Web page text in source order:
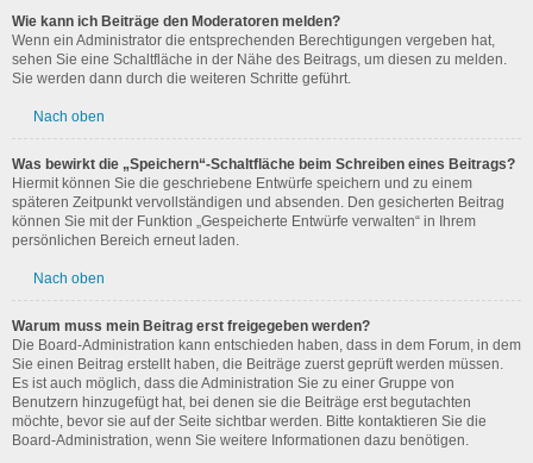
Wie kann ich Beiträge den Moderatoren melden?
Wenn ein Administrator die entsprechenden Berechtigungen vergeben hat,
sehen Sie eine Schaltfläche in der Nähe des Beitrags, um diesen zu melden.
Sie werden dann durch die weiteren Schritte geführt.
Nach oben
Was bewirkt die „Speichern“-Schaltfläche beim Schreiben eines Beitrags?
Hiermit können Sie die geschriebene Entwürfe speichern und zu einem
späteren Zeitpunkt vervollständigen und absenden. Den gesicherten Beitrag
können Sie mit der Funktion „Gespeicherte Entwürfe verwalten“ in Ihrem
persönlichen Bereich erneut laden.
Nach oben
Warum muss mein Beitrag erst freigegeben werden?
Die Board-Administration kann entschieden haben, dass in dem Forum, in dem
Sie einen Beitrag erstellt haben, die Beiträge zuerst geprüft werden müssen.
Es ist auch möglich, dass die Administration Sie zu einer Gruppe von
Benutzern hinzugefügt hat, bei denen sie die Beiträge erst begutachten
möchte, bevor sie auf der Seite sichtbar werden. Bitte kontaktieren Sie die
Board-Administration, wenn Sie weitere Informationen dazu benötigen.